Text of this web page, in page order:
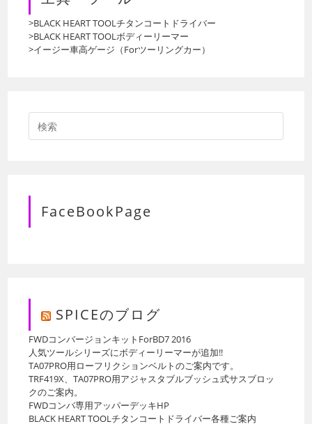
>BLACK HEART TOOLチタンコートドライバー
>BLACK HEART TOOLボディーリーマー
>イージー車高ゲージ（Forツーリングカー）
FaceBookPage
SPICEのブログ
FWDコンバージョンキットForBD7 2016
人気ツールシリーズにボディーリーマーが追加!!
TA07PRO用ローフリクションベルトのご案内です。
TRF419X、TA07PRO用アジャスタブルブッシュ式サスブロッ
クのご案内。
FWDコンバ専用アッパーデッキHP
BLACK HEART TOOLチタンコートドライバー各種ご案内